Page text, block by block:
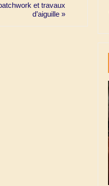
et travaux
d’aiguille »